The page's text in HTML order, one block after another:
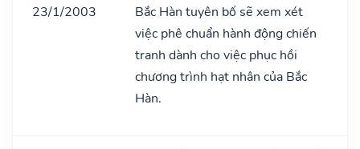
23/1/2003
Bắc Hàn tuyên bố sẽ xem xét
việc phê chuẩn hành động chiến
tranh dành cho việc phục hồi
chương trình hạt nhân của Bắc
Hàn.